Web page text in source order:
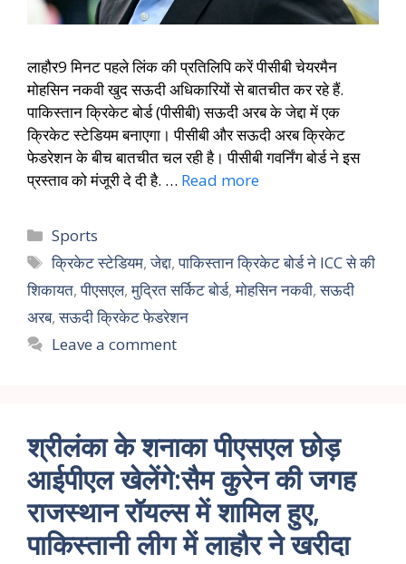
लाहौर9 मिनट पहले लिंक की प्रतिलिपि करें पीसीबी चेयरमैन
मोहसिन नकवी खुद सऊदी अधिकारियों से बातचीत कर रहे हैं.
पाकिस्तान क्रिकेट बोर्ड (पीसीबी) सऊदी अरब के जेद्दा में एक
क्रिकेट स्टेडियम बनाएगा। पीसीबी और सऊदी अरब क्रिकेट
फेडरेशन के बीच बातचीत चल रही है। पीसीबी गवर्निंग बोर्ड ने इस
प्रस्ताव को मंजूरी दे दी है. … Read more
Sports
क्रिकेट स्टेडियम,जेद्दा,पाकिस्तान क्रिकेट बोर्ड ने ICC से की
शिकायत,पीएसएल,मुद्रित सर्किट बोर्ड,मोहसिन नकवी,सऊदी
अरब,सऊदी क्रिकेट फेडरेशन
Leave a comment
श्रीलंका के शनाका पीएसएल छोड़
आईपीएल खेलेंगे:सैम कुरेन की जगह
राजस्थान रॉयल्स में शामिल हुए,
पाकिस्तानी लीग में लाहौर ने खरीदा